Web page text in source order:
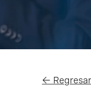
←